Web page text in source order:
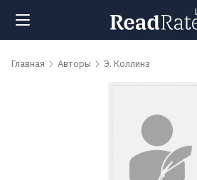
Поиск
Главная Авторы Э. Коллинз